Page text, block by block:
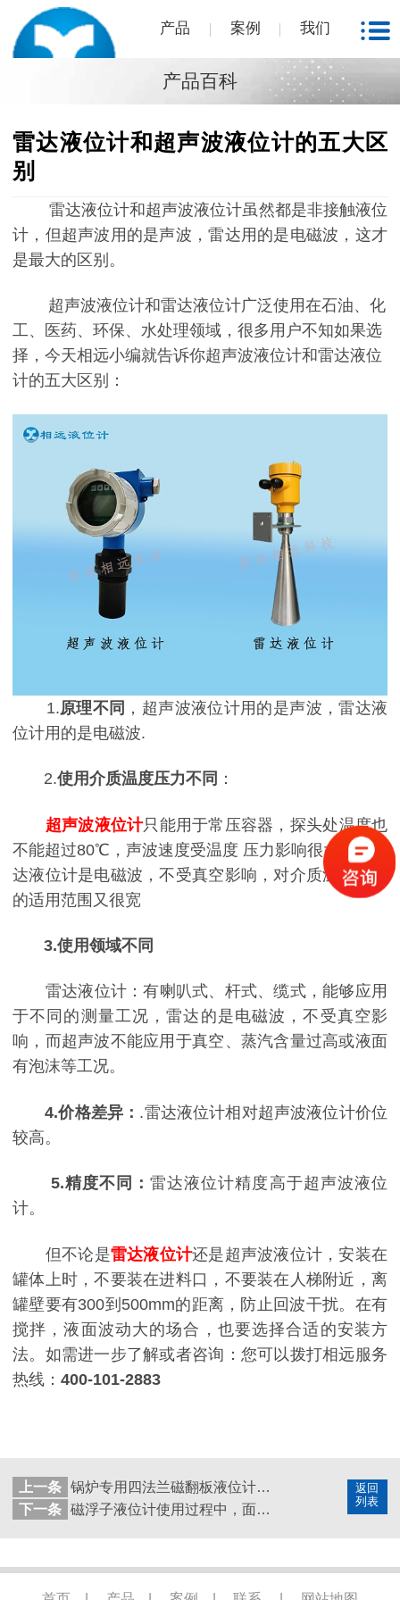
产品 案例 我们
产品百科
雷达液位计和超声波液位计的五大区
别
雷达液位计和超声波液位计虽然都是非接触液位
计，但超声波用的是声波，雷达用的是电磁波，这才
是最大的区别。
超声波液位计和雷达液位计广泛使用在石油、化
工、医药、环保、水处理领域，很多用户不知如果选
择，今天相远小编就告诉你超声波液位计和雷达液位
计的五大区别：
1.原理不同 ，超声波液位计用的是声波，雷达液
位计用的是电磁波.
2.使用介质温度压力不同 ：
超声波液位计只能用于常压容器，探头处温度也
不能超过80℃，声波速度受温度 压力影响很大。而雷
达液位计是电磁波，不受真空影响，对介质温度压力
的适用范围又很宽
3.使用领域不同
雷达液位计：有喇叭式、杆式、缆式，能够应用
于不同的测量工况，雷达的是电磁波，不受真空影
响，而超声波不能应用于真空、蒸汽含量过高或液面
有泡沫等工况。
4.价格差异： .雷达液位计相对超声波液位计价位
较高。
5.精度不同： 雷达液位计精度高于超声波液位
计。
但不论是雷达液位计还是超声波液位计，安装在
罐体上时，不要装在进料口，不要装在人梯附近，离
罐壁要有300到500mm的距离，防止回波干扰。在有
搅拌，液面波动大的场合，也要选择合适的安装方
法。如需进一步了解或者咨询：您可以拨打相远服务
热线： 400-101-2883
返回
列表
上一条
锅炉专用四法兰磁翻板液位计你见过吗？
下一条
磁浮子液位计使用过程中，面板翻花怎么办？